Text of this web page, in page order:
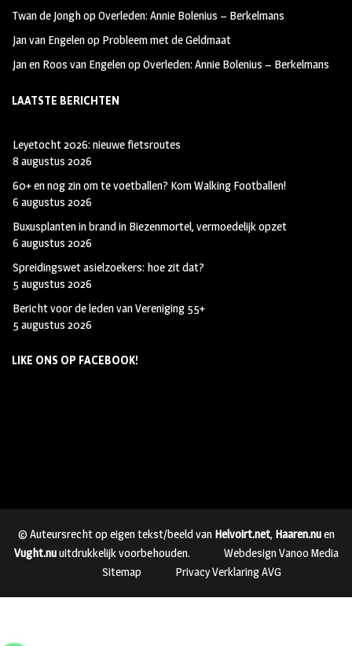
Twan de JonghopOverleden: Annie Bolenius – Berkelmans
Jan van Engelenop Probleem met de Geldmaat
Jan en Roos van EngelenopOverleden: Annie Bolenius – Berkelmans
LAATSTE BERICHTEN
Leyetocht 2026: nieuwe fietsroutes
8 augustus 2026
60+ en nog zin om te voetballen? Kom Walking Footballen!
6 augustus 2026
Buxusplanten in brand in Biezenmortel, vermoedelijk opzet
6 augustus 2026
Spreidingswet asielzoekers: hoe zit dat?
5 augustus 2026
Bericht voor de leden van Vereniging 55+
5 augustus 2026
LIKE ONS OP FACEBOOK!
© Auteursrecht op eigen tekst/beeld van Helvoirt.net, Haaren.nuen
Vught.nuuitdrukkelijk voorbehouden.
Webdesign Vanoo Media
Sitemap
Privacy Verklaring AVG